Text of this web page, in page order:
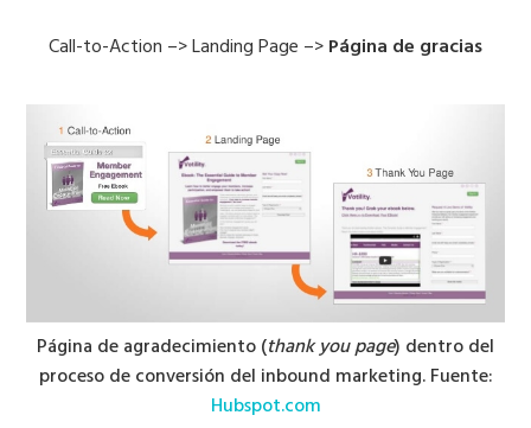
Call-to-Action –> Landing Page –>Página de gracias
Página de agradecimiento (thank you page) dentro del
proceso de conversión del inbound marketing. Fuente:
Hubspot.com